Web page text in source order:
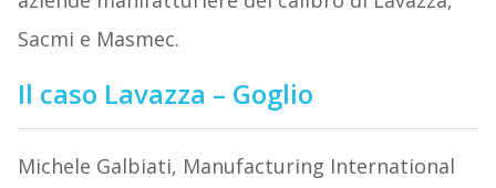
Sacmi e Masmec.
Il caso Lavazza – Goglio
Michele Galbiati, Manufacturing International